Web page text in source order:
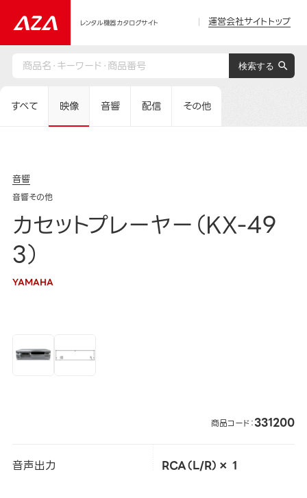
レンタル機器カタログサイト 運営会社サイトトップ
すべて 映像 音響 配信 その他
音響
音響その他
カセットプレーヤー（KX-49
3）
YAMAHA
商品コード：331200
音声出力 RCA（L/R）× 1